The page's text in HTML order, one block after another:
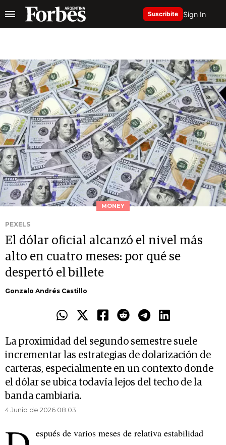
Suscribite Sign In
MONEY
PEXELS
El dólar oficial alcanzó el nivel más
alto en cuatro meses: por qué se
despertó el billete
Gonzalo Andrés Castillo
La proximidad del segundo semestre suele
incrementar las estrategias de dolarización de
carteras, especialmente en un contexto donde
el dólar se ubica todavía lejos del techo de la
banda cambiaria.
4 Junio de 2026 08.03
espués de varios meses de relativa estabilidad